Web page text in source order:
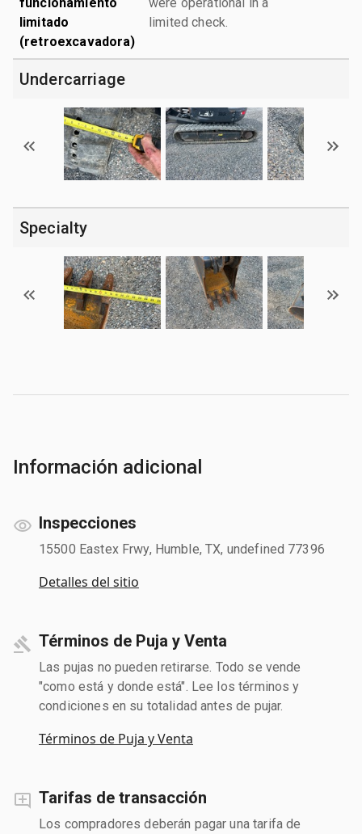
limitado
(retroexcavadora)
limited check.
Undercarriage
Specialty
Información adicional
Inspecciones
15500 Eastex Frwy, Humble, TX, undefined 77396
Detalles del sitio
Términos de Puja y Venta
Las pujas no pueden retirarse. Todo se vende
"como está y donde está". Lee los términos y
condiciones en su totalidad antes de pujar.
Términos de Puja y Venta
Tarifas de transacción
Los compradores deberán pagar una tarifa de